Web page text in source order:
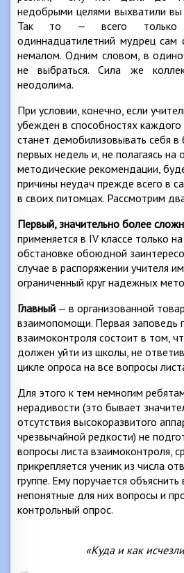
недобрыми целями выхватили вы
Так то — всего только
одиннадцатилетний мудрец
немалом. Одним словом, в
не выбраться. Сила же
неодолима.
При условии, конечно, если
убежден в способностях каждого
станет демобилизовывать себя в
первых недель и, не полагаясь на
методические рекомендации,
причины неудач прежде всего в
в своих питомцах. Рассмотрим
Первый, значительно более
применяется в IV классе только
обстановке обоюдной
случае в распоряжении учителя
ограниченный круг надежных
Главный — в организованной
взаимопомощи. Первая заповедь
взаимоконтроля состоит в том,
должен уйти из школы, не
цикле опроса на все вопросы
Для этого к тем немногим
нерадивости (это бывает
отсутствия высокоразвитого
чрезвычайной редкости) не
вопросы листа взаимоконтроля,
прикрепляется ученик из числа
группе. Ему поручается
непонятные для них вопросы и
контрольный опрос.
«Куда и как